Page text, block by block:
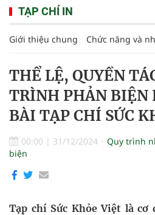
TẠP CHÍ IN
Giới thiệu chung Chức năng và
THỂ LỆ, QUYỀN
TRÌNH PHẢN BIỆN
BÀI TẠP CHÍ SỨC
00:00 | 31/12/2024
Quy trình
biện
Tạp chí Sức Khỏe Việt là cơ